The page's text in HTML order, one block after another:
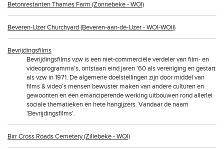
Betonrestanten Thames Farm (Zonnebeke - WOI)
Beveren-IJzer Churchyard (Beveren-aan-de-IJzer - WOI-WOII)
Bevrijdingsfilms
Bevrijdingsfilms vzw is een niet-commerciële verdeler van film- en
videoprogramma's, ontstaan eind jaren '60 als vereniging en gestart
als vzw in 1971. De algemene doelstellingen zijn door middel van
films & video’s mensen bewuster maken van andere culturen en
gewoonten en een emanciperende werking uitbouwen rond allerlei
sociale thematieken en hete hangijzers. Vandaar de naam
'Bevrijdingsfilms'.
Birr Cross Roads Cemetery (Zillebeke - WOI)